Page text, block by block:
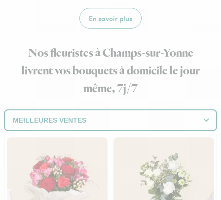
En savoir plus
Nos fleuristes à Champs-sur-Yonne
livrent vos bouquets à domicile le jour
même, 7j/7